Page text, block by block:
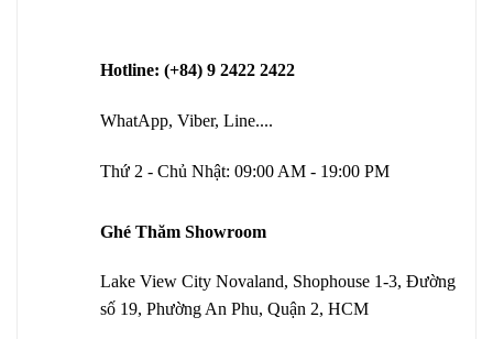
Hotline: (+84) 9 2422 2422
WhatApp, Viber, Line....
Thứ 2 - Chủ Nhật: 09:00 AM - 19:00 PM
Ghé Thăm Showroom
Lake View City Novaland, Shophouse 1-3, Đường
số 19, Phường An Phu, Quận 2, HCM